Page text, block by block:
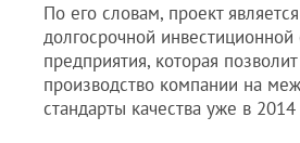
По его словам, проект
долгосрочной инвестиционной
предприятия, которая
производство компании на
стандарты качества уже в 2014